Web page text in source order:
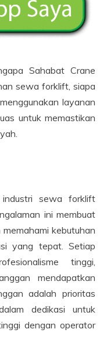
Sahabat Crane
sewa forklift, siapa
layanan
untuk memastikan
sewa forklift
ini membuat
kebutuhan
yang tepat. Setiap
tinggi,
mendapatkan
adalah prioritas
dedikasi untuk
dengan operator